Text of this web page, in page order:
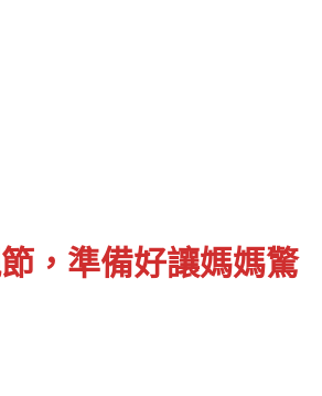
，準備好讓媽媽驚